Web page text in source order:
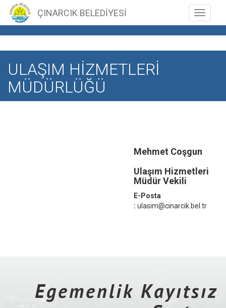
Toggle
ÇINARCIK BELEDİYESİ
ULAŞIM HİZMETLERİ
MÜDÜRLÜĞÜ
Mehmet Coşgun
Ulaşım Hizmetleri
Müdür Vekili
E-Posta
: ulasim@cinarcik.bel.tr
Egemenlik Kayıtsız